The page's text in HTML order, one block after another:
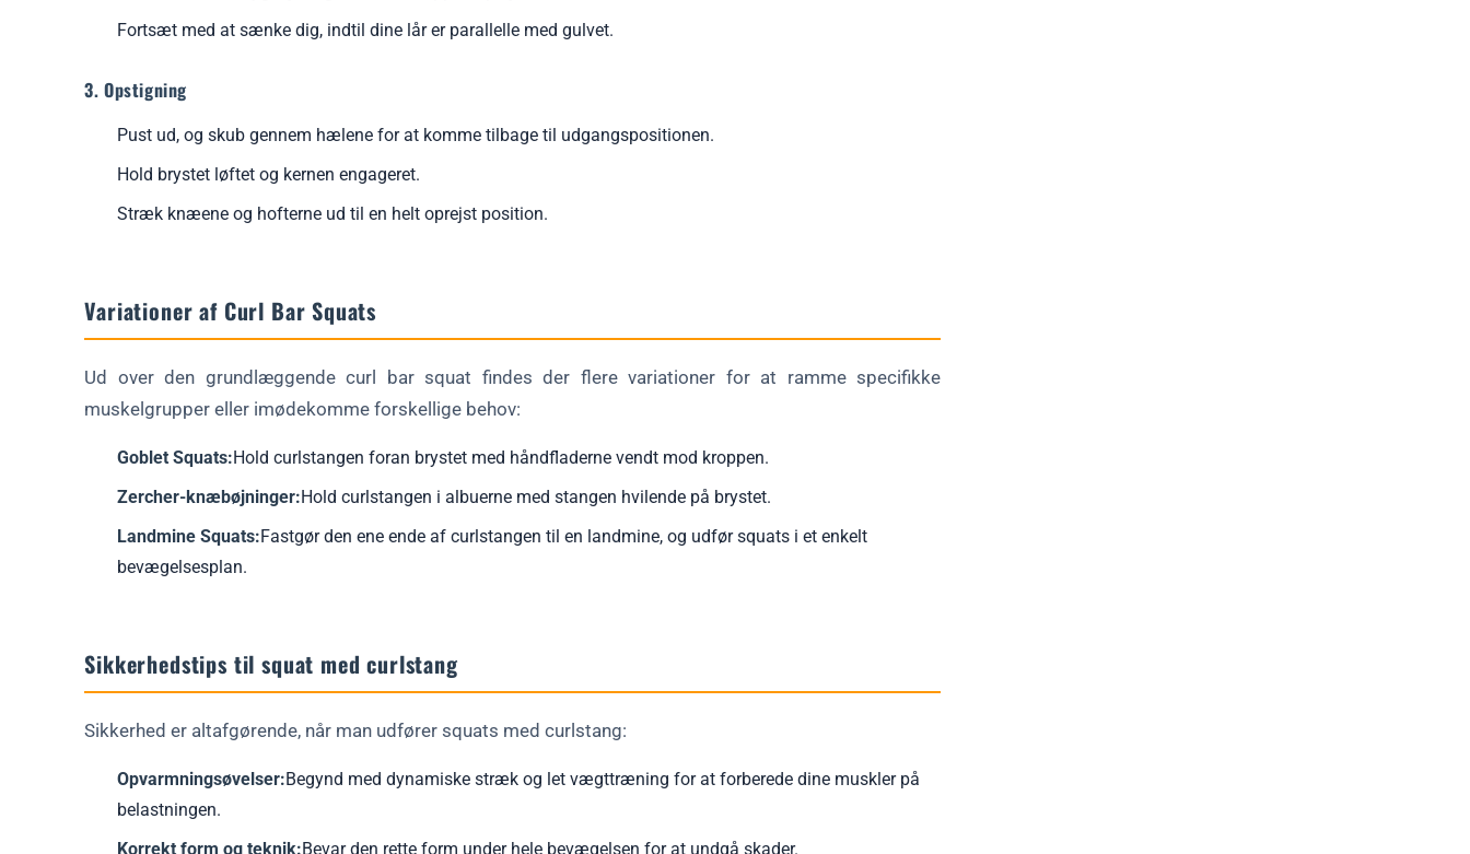
Fortsæt med at sænke dig, indtil dine lår er parallelle med gulvet.
3. Opstigning
Pust ud, og skub gennem hælene for at komme tilbage til udgangspositionen.
Hold brystet løftet og kernen engageret.
Stræk knæene og hofterne ud til en helt oprejst position.
Variationer af Curl Bar Squats
Ud over den grundlæggende curl bar squat findes der flere variationer for at ramme specifikke
muskelgrupper eller imødekomme forskellige behov:
Goblet Squats:Hold curlstangen foran brystet med håndfladerne vendt mod kroppen.
Zercher-knæbøjninger:Hold curlstangen i albuerne med stangen hvilende på brystet.
Landmine Squats:Fastgør den ene ende af curlstangen til en landmine, og udfør squats i et enkelt
bevægelsesplan.
Sikkerhedstips til squat med curlstang
Sikkerhed er altafgørende, når man udfører squats med curlstang:
Opvarmningsøvelser:Begynd med dynamiske stræk og let vægttræning for at forberede dine muskler på
belastningen.
Korrekt form og teknik:Bevar den rette form under hele bevægelsen for at undgå skader.